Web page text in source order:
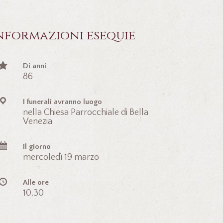
esequie
Di anni
86
I funerali avranno luogo
nella Chiesa Parrocchiale di Bella
Venezia
Il giorno
mercoledì 19 marzo
Alle ore
10.30